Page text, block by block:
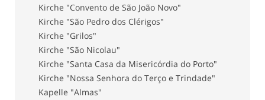
Kirche "Convento de São João Novo"
Kirche "São Pedro dos Clérigos"
Kirche "Grilos"
Kirche "São Nicolau"
Kirche "Santa Casa da Misericórdia do Porto"
Kirche "Nossa Senhora do Terço e Trindade"
Kapelle "Almas"